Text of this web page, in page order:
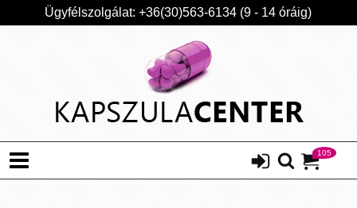
Ügyfélszolgálat: +36(30)563-6134 (9 - 14 óráig)
105